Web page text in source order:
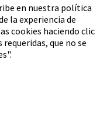
en nuestra política
la experiencia de
cookies haciendo clic
que no se